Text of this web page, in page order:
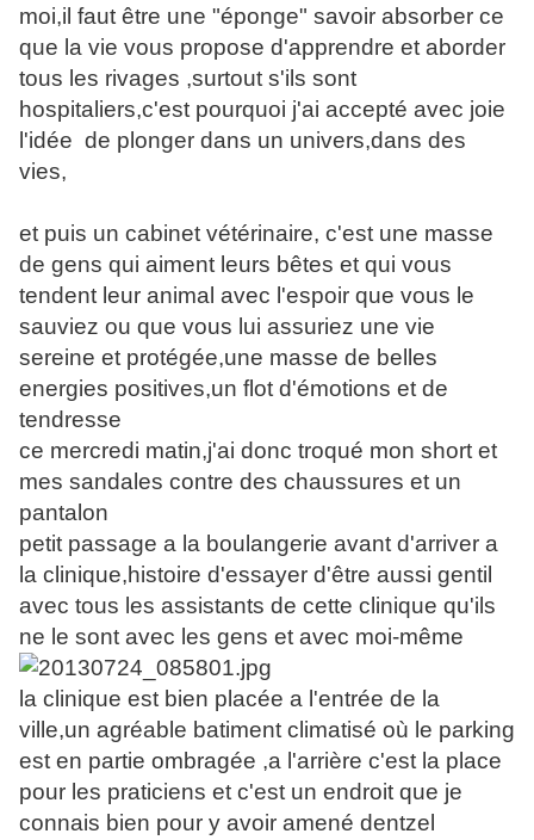
moi,il faut être une "éponge" savoir absorber ce
que la vie vous propose d'apprendre et aborder
tous les rivages ,surtout s'ils sont
hospitaliers,c'est pourquoi j'ai accepté avec joie
l'idée de plonger dans un univers,dans des
vies,
et puis un cabinet vétérinaire, c'est une masse
de gens qui aiment leurs bêtes et qui vous
tendent leur animal avec l'espoir que vous le
sauviez ou que vous lui assuriez une vie
sereine et protégée,une masse de belles
energies positives,un flot d'émotions et de
tendresse
ce mercredi matin,j'ai donc troqué mon short et
mes sandales contre des chaussures et un
pantalon
petit passage a la boulangerie avant d'arriver a
la clinique,histoire d'essayer d'être aussi gentil
avec tous les assistants de cette clinique qu'ils
ne le sont avec les gens et avec moi-même
la clinique est bien placée a l'entrée de la
ville,un agréable batiment climatisé où le parking
est en partie ombragée ,a l'arrière c'est la place
pour les praticiens et c'est un endroit que je
connais bien pour y avoir amené dentzel